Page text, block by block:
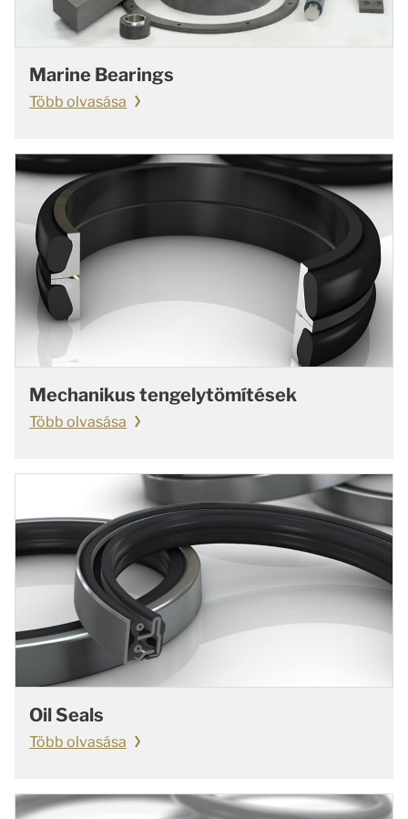
Marine Bearings
Több olvasása
Mechanikus tengelytömítések
Több olvasása
Oil Seals
Több olvasása